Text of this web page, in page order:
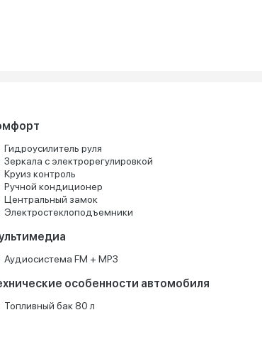
Гидроусилитель руля
Зеркала с электрорегулировкой
Круиз контроль
Ручной кондиционер
Центральный замок
Электростеклоподъемники
Аудиосистема FM + MP3
особенности автомобиля
Топливный бак 80 л